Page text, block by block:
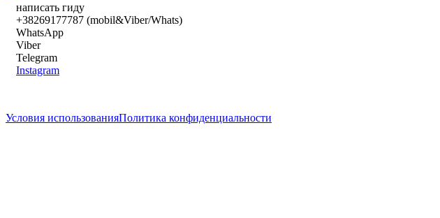
написать гиду
+38269177787 (mobil&Viber/Whats)
WhatsApp
Viber
Telegram
Instagram
Условия использованияПолитика конфиденциальности